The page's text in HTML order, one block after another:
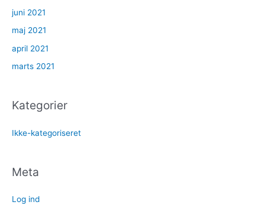
juni 2021
maj 2021
april 2021
marts 2021
Kategorier
Ikke-kategoriseret
Meta
Log ind